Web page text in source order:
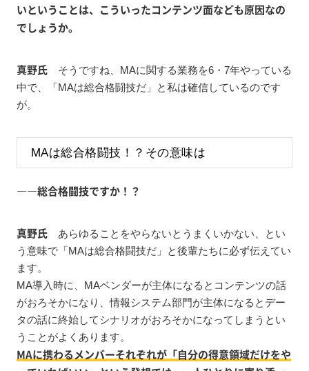
いということは、こういったコンテンツ面なども原因なの
でしょうか。
真野氏そうですね、MAに関する業務を6・7年やっている
中で、「MAは総合格闘技だ」と私は確信しているのです
が。
MAは総合格闘技！？その意味は
――総合格闘技ですか！？
真野氏あらゆることをやらないとうまくいかない、とい
う意味で「MAは総合格闘技だ」と後輩たちに必ず伝えてい
ます。
MA導入時に、MAベンダーが主体になるとコンテンツの話
がおろそかになり、情報システム部門が主体になるとデー
タの話に終始してシナリオがおろそかになってしまうとい
うことがよくあります。
MAに携わるメンバーそれぞれが「自分の得意領域だけをや